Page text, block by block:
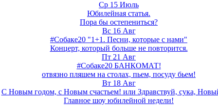
Ср 15 Июль
Юбилейная статья.
Пора бы остепениться?
Вс 16 Авг
#Собаке20 "1+1. Песни, которые с нами"
Концерт, который больше не повторится.
Пт 21 Авг
#Собаке20 БАНКОМАТ!
отвязно пляшем на столах, пьем, посуду бьем!
Вт 18 Авг
С Новым годом, с Новым счастьем! или Здравствуй, сука,
Главное шоу юбилейной недели!